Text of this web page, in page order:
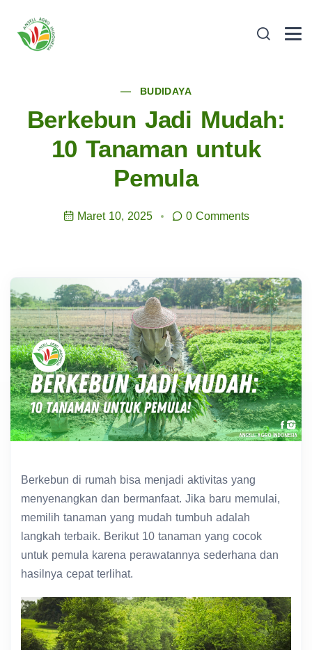
BUDIDAYA
Berkebun Jadi Mudah:
10 Tanaman untuk
Pemula
Maret 10, 2025 0 Comments
Berkebun di rumah bisa menjadi aktivitas yang
menyenangkan dan bermanfaat. Jika baru memulai,
memilih tanaman yang mudah tumbuh adalah
langkah terbaik. Berikut 10 tanaman yang cocok
untuk pemula karena perawatannya sederhana dan
hasilnya cepat terlihat.